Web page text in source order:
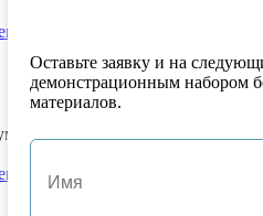
Оставьте заявку и на
демонстрационным набором
материалов.